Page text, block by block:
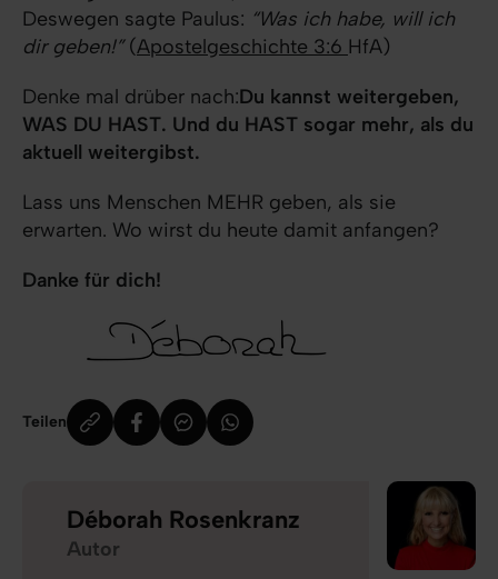
Deswegen sagte Paulus: “Was ich habe, will ich
dir geben!”(Apostelgeschichte 3:6 HfA)
Denke mal drüber nach:Du kannst weitergeben,
WAS DU HAST. Und du HAST sogar mehr, als du
aktuell weitergibst.
Lass uns Menschen MEHR geben, als sie
erwarten. Wo wirst du heute damit anfangen?
Danke für dich!
Teilen
Déborah Rosenkranz
Autor